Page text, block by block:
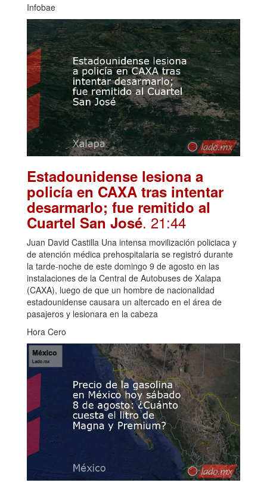
Infobae
Estadounidense lesiona a
policía en CAXA tras intentar
desarmarlo; fue remitido al
Cuartel San José. 21:44
Juan David Castilla Una intensa movilización policiaca y
de atención médica prehospitalaria se registró durante
la tarde-noche de este domingo 9 de agosto en las
instalaciones de la Central de Autobuses de Xalapa
(CAXA), luego de que un hombre de nacionalidad
estadounidense causara un altercado en el área de
pasajeros y lesionara en la cabeza
Hora Cero